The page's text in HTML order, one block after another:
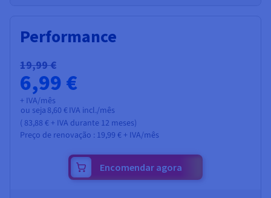
Performance
19,99 €
6,99 €
+ IVA/mês
ou seja 8,60 € IVA incl./mês
( 83,88 € + IVA durante 12 meses)
Preço de renovação : 19,99 € + IVA/mês
Encomendar agora